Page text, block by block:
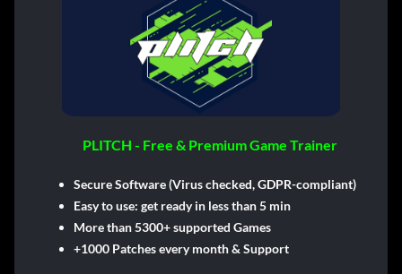
PLITCH - Free & Premium Game Trainer
Secure Software (Virus checked, GDPR-compliant)
Easy to use: get ready in less than 5 min
More than 5300+ supported Games
+1000 Patches every month & Support